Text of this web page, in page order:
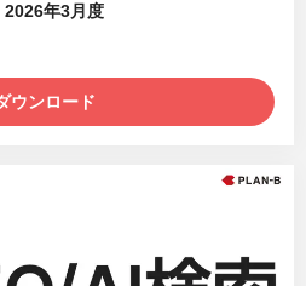
2026年3月度
ウンロード